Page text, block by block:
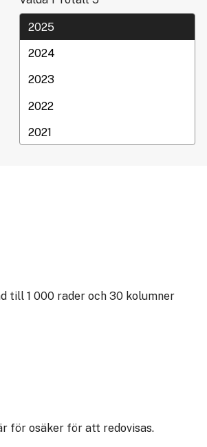
till 1 000 rader och 30 kolumner
för osäker för att redovisas.